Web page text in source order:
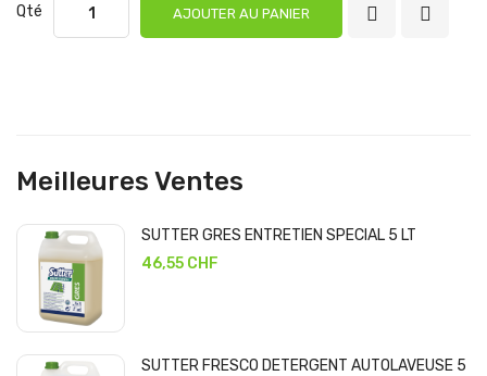
Qté AJOUTER AU PANIER
Meilleures Ventes
SUTTER GRES ENTRETIEN SPECIAL 5 LT
46,55 CHF
SUTTER FRESCO DETERGENT AUTOLAVEUSE 5